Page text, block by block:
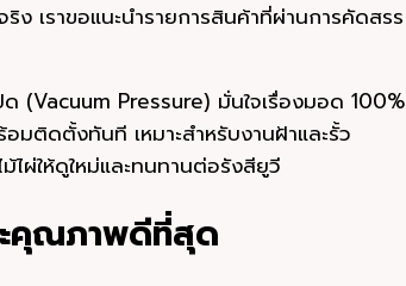
เราขอแนะนำรายการสินค้าที่ผ่านการคัดสรร
(Vacuum Pressure) มั่นใจเรื่องมอด 100%
มติดตั้งทันที เหมาะสำหรับงานฝ้าและรั้ว
ไผ่ให้ดูใหม่และทนทานต่อรังสียูวี
ะคุณภาพดีที่สุด